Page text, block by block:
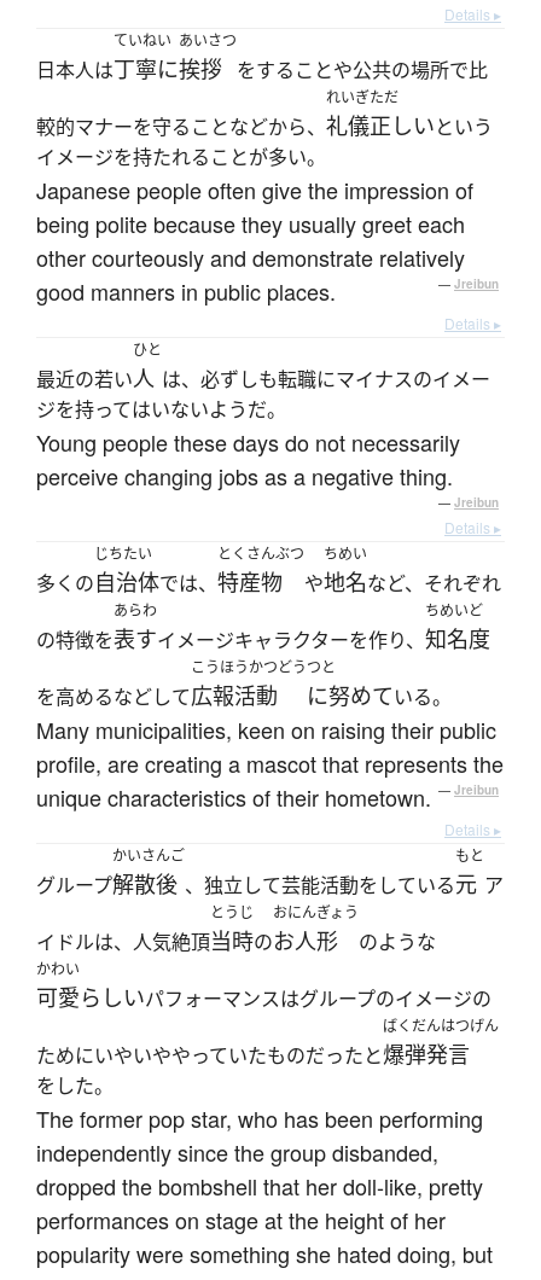
Details ▸
日本人は
ていねい
丁寧に
あいさつ
挨拶 をすることや公共の場所で比
較的マナーを守ることなどから、
れいぎただ
礼儀正しいという
イメージを持たれることが多い。
Japanese people often give the impression of
being polite because they usually greet each
other courteously and demonstrate relatively
good manners in public places.
— Jreibun
Details ▸
最近の若い
ひと
人 は、必ずしも転職にマイナスのイメー
ジを持ってはいないようだ。
Young people these days do not necessarily
perceive changing jobs as a negative thing.
— Jreibun
Details ▸
多くの
じちたい
自治体では、
とくさんぶつ
特産物 や
ちめい
地名など、それぞれ
の特徴を
あらわ
表すイメージキャラクターを作り、
ちめいど
知名度
を高めるなどして
こうほうかつどう
広報活動
つと
に努めている。
Many municipalities, keen on raising their public
profile, are creating a mascot that represents the
unique characteristics of their hometown. — Jreibun
Details ▸
グループ
かいさんご
解散後 、独立して芸能活動をしている
もと
元 ア
イドルは、人気絶頂
とうじ
当時の
おにんぎょう
お人形 のような
かわい
可愛らしいパフォーマンスはグループのイメージの
ためにいやいややっていたものだったと
ばくだんはつげん
爆弾発言
をした。
The former pop star, who has been performing
independently since the group disbanded,
dropped the bombshell that her doll-like, pretty
performances on stage at the height of her
popularity were something she hated doing, but